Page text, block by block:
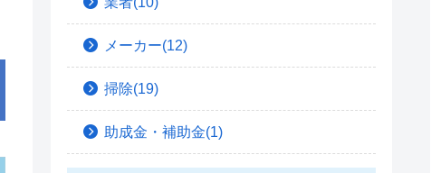
メーカー(12)
掃除(19)
助成金・補助金(1)